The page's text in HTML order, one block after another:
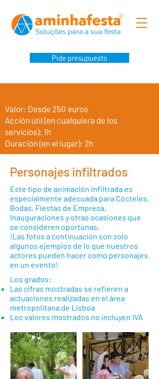
Pide presupuesto
Valor: Desde 250 euros
Acción útil (en cualquiera de los
servicios): 1h
Duración (en el lugar): 2h
Personajes infiltrados
Este tipo de animación infiltrada es
especialmente adecuada para Cócteles,
Bodas, Fiestas de Empresa,
Inauguraciones y otras ocasiones que
se consideren oportunas.
¡Las fotos a continuación son solo
algunos ejemplos de lo que nuestros
actores pueden hacer como personajes
en un evento!
Los grados:
Las cifras mostradas se refieren a
actuaciones realizadas en el área
metropolitana de Lisboa
Los valores mostrados no incluyen IVA